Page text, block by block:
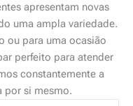
apresentam novas
uma ampla variedade.
ou para uma ocasião
perfeito para atender
constantemente a
por si mesmo.